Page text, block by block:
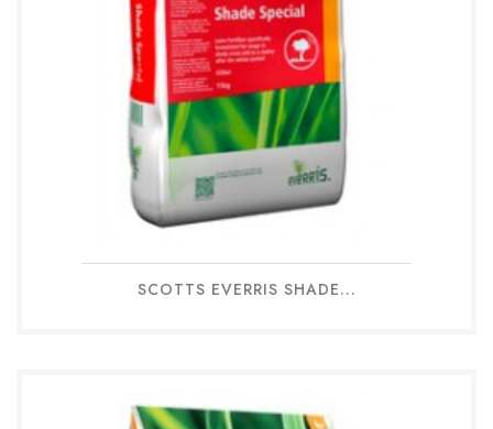
SCOTTS EVERRIS SHADE...